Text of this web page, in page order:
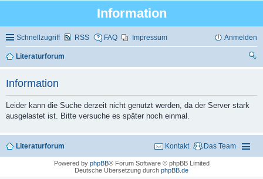
Information
Schnellzugriff RSS FAQ Impressum Anmelden
Literaturforum
Information
Leider kann die Suche derzeit nicht genutzt werden, da der Server stark
ausgelastet ist. Bitte versuche es später noch einmal.
Literaturforum Das Team
Kontakt
Powered by phpBB® Forum Software © phpBB Limited
Deutsche Übersetzung durch phpBB.de